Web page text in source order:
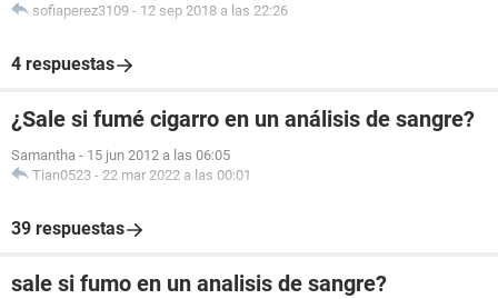
sofiaperez3109 - 12 sep 2018 a las 22:26
4 respuestas
¿Sale si fumé cigarro en un análisis de sangre?
Samantha - 15 jun 2012 a las 06:05
Tian0523 - 22 mar 2022 a las 00:01
39 respuestas
sale si fumo en un analisis de sangre?